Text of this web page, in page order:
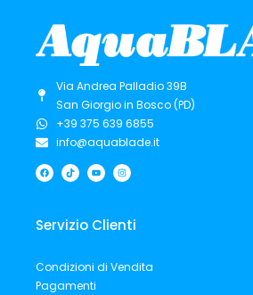
Via Andrea Palladio 39B
San Giorgio in Bosco (PD)
+39 375 639 6855
info@aquablade.it
F
a
c
o
k
T
i
k
Y
o
u
e
I
n
s
r
a
Servizio Clienti
Condizioni di Vendita
Pagamenti